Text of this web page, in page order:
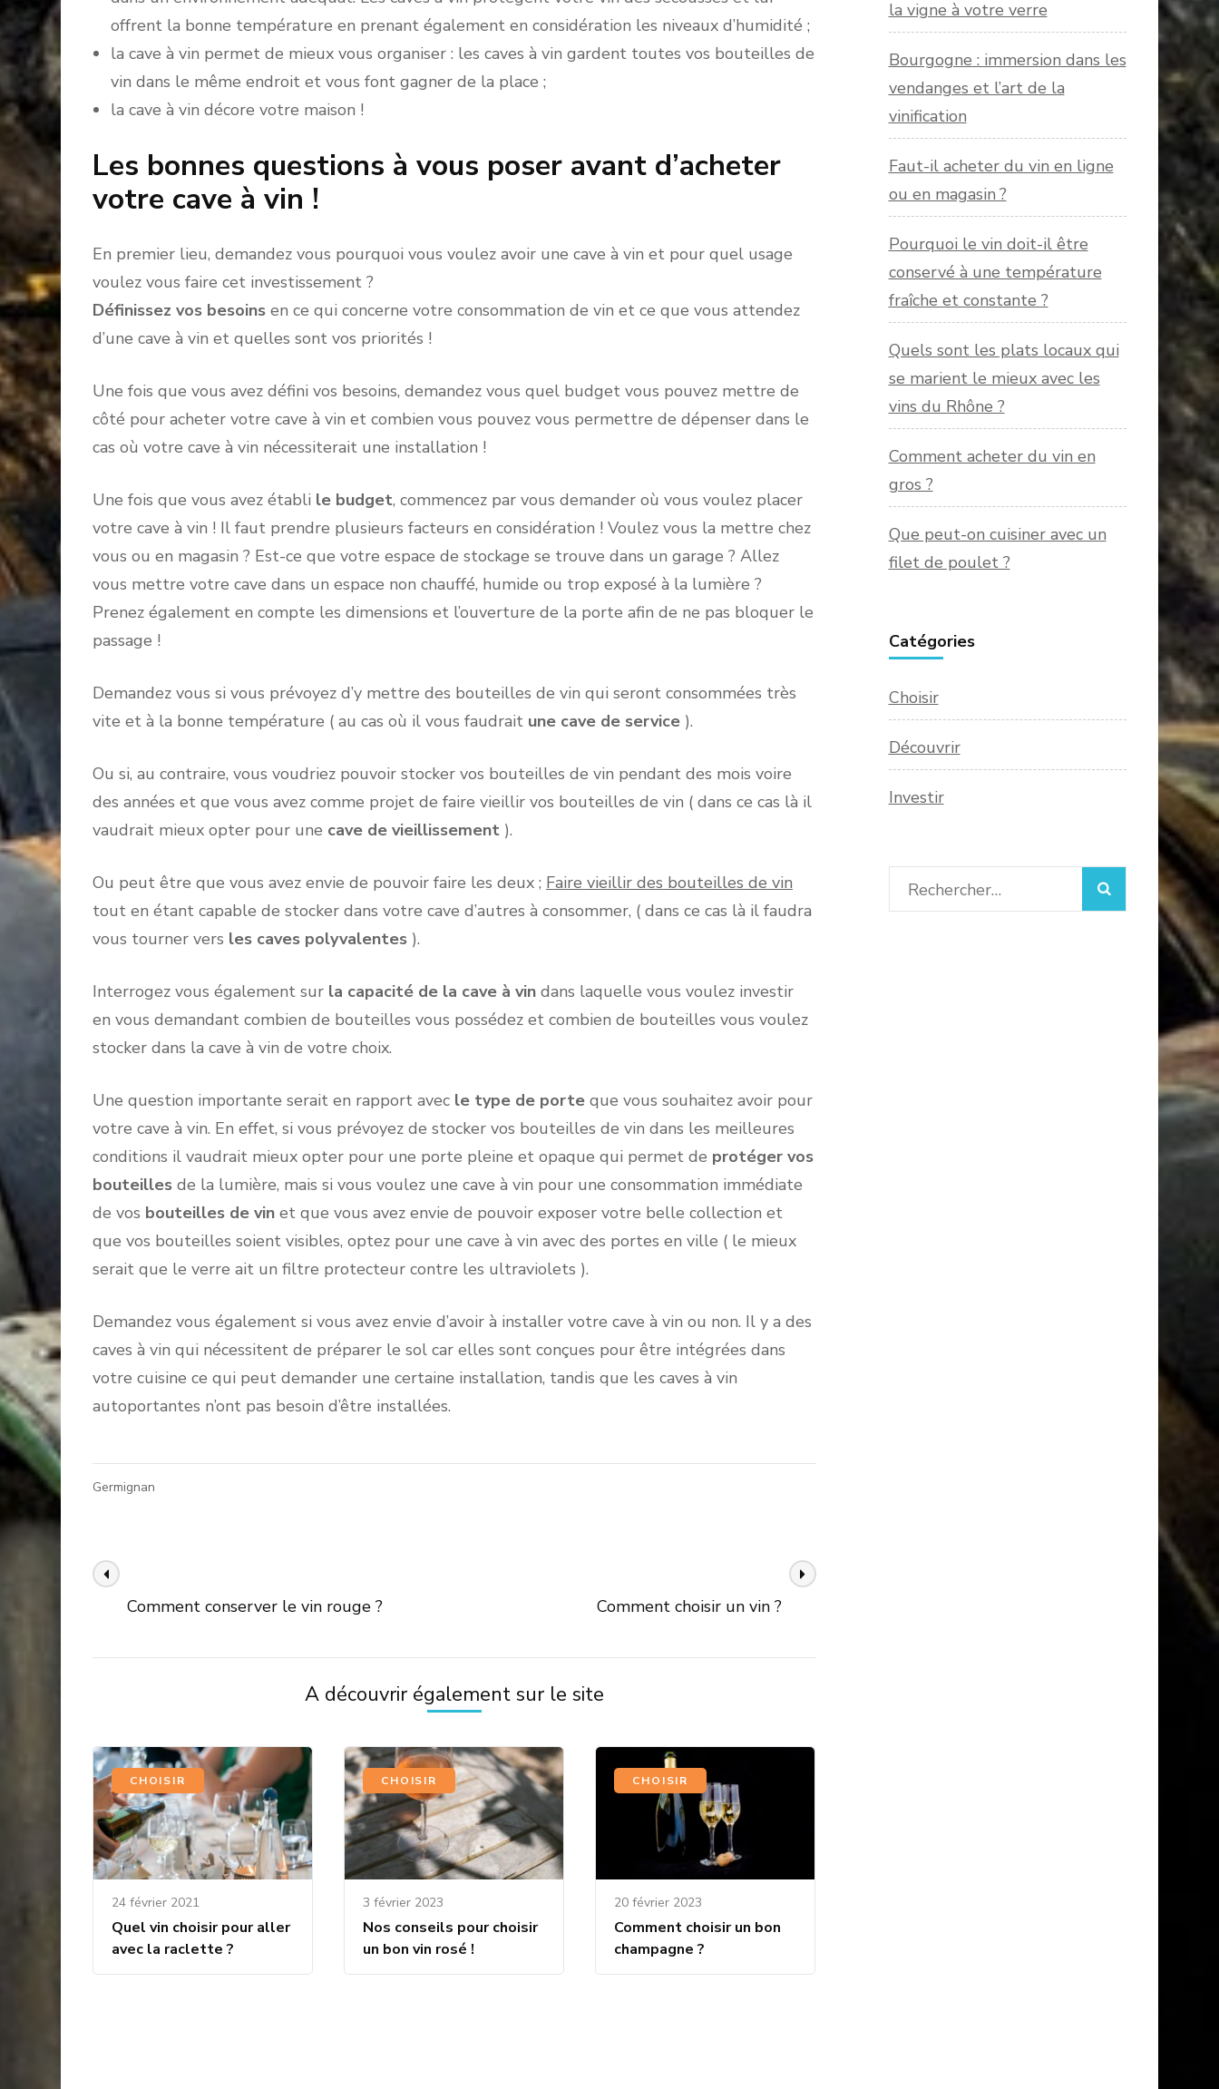
offrent la bonne température en prenant également en considération les niveaux d’humidité ;
la cave à vin permet de mieux vous organiser : les caves à vin gardent toutes vos bouteilles de
vin dans le même endroit et vous font gagner de la place ;
la cave à vin décore votre maison !
Les bonnes questions à vous poser avant d’acheter
votre cave à vin !
En premier lieu, demandez vous pourquoi vous voulez avoir une cave à vin et pour quel usage
voulez vous faire cet investissement ?
Définissez vos besoins en ce qui concerne votre consommation de vin et ce que vous attendez
d’une cave à vin et quelles sont vos priorités !
Une fois que vous avez défini vos besoins, demandez vous quel budget vous pouvez mettre de
côté pour acheter votre cave à vin et combien vous pouvez vous permettre de dépenser dans le
cas où votre cave à vin nécessiterait une installation !
Une fois que vous avez établi le budget, commencez par vous demander où vous voulez placer
votre cave à vin ! Il faut prendre plusieurs facteurs en considération ! Voulez vous la mettre chez
vous ou en magasin ? Est-ce que votre espace de stockage se trouve dans un garage ? Allez
vous mettre votre cave dans un espace non chauffé, humide ou trop exposé à la lumière ?
Prenez également en compte les dimensions et l’ouverture de la porte afin de ne pas bloquer le
passage !
Demandez vous si vous prévoyez d’y mettre des bouteilles de vin qui seront consommées très
vite et à la bonne température ( au cas où il vous faudrait une cave de service ).
Ou si, au contraire, vous voudriez pouvoir stocker vos bouteilles de vin pendant des mois voire
des années et que vous avez comme projet de faire vieillir vos bouteilles de vin ( dans ce cas là il
vaudrait mieux opter pour une cave de vieillissement ).
Ou peut être que vous avez envie de pouvoir faire les deux ; Faire vieillir des bouteilles de vin
tout en étant capable de stocker dans votre cave d’autres à consommer, ( dans ce cas là il faudra
vous tourner vers les caves polyvalentes ).
Interrogez vous également sur la capacité de la cave à vin dans laquelle vous voulez investir
en vous demandant combien de bouteilles vous possédez et combien de bouteilles vous voulez
stocker dans la cave à vin de votre choix.
Une question importante serait en rapport avec le type de porte que vous souhaitez avoir pour
votre cave à vin. En effet, si vous prévoyez de stocker vos bouteilles de vin dans les meilleures
conditions il vaudrait mieux opter pour une porte pleine et opaque qui permet de protéger vos
bouteilles de la lumière, mais si vous voulez une cave à vin pour une consommation immédiate
de vos bouteilles de vin et que vous avez envie de pouvoir exposer votre belle collection et
que vos bouteilles soient visibles, optez pour une cave à vin avec des portes en ville ( le mieux
serait que le verre ait un filtre protecteur contre les ultraviolets ).
Demandez vous également si vous avez envie d’avoir à installer votre cave à vin ou non. Il y a des
caves à vin qui nécessitent de préparer le sol car elles sont conçues pour être intégrées dans
votre cuisine ce qui peut demander une certaine installation, tandis que les caves à vin
autoportantes n’ont pas besoin d’être installées.
Germignan
Navigation
desComment conserver le vin rouge ?
Comment choisir un vin ?
A découvrir également sur le site
CHOISIR
24 février 2021
Quel vin choisir pour aller
avec la raclette ?
CHOISIR
3 février 2023
Nos conseils pour choisir
un bon vin rosé !
CHOISIR
20 février 2023
Comment choisir un bon
champagne ?
la vigne à votre verre
Bourgogne : immersion dans les
vendanges et l’art de la
vinification
Faut-il acheter du vin en ligne
ou en magasin ?
Pourquoi le vin doit-il être
conservé à une température
fraîche et constante ?
Quels sont les plats locaux qui
se marient le mieux avec les
vins du Rhône ?
Comment acheter du vin en
gros ?
Que peut-on cuisiner avec un
filet de poulet ?
Catégories
Choisir
Découvrir
Investir
Rechercher :